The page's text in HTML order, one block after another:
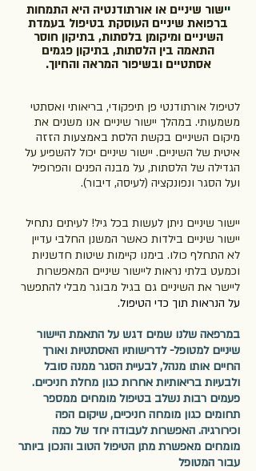
יישור שיניים או אורתודנטיה היא התמחות
ברפואת שיניים העוסקת בטיפול בעמדת
השיניים ומיקומן בלסתות, בתיקון חוסר
התאמה בין הלסתות, בתיקון פגמים
אסתטיים ובשיפור המראה והחיוך.
לטיפול אורתודנטי פן תיפקודי, בריאותי ואסתטי
משמעותי. במהלך יישור שיניים אנו משנים את
מיקום השיניים בקשת הלסת באמצעות הזזה
איטית של השיניים. יישור שיניים יכול להשפיע על
הגדילה של הלסתות, על מבנה הפנים והפרופיל
ועל הסגר ונפונקציה (לעיסה, דיבור).
יישור שיניים ניתן לעשות בכל גיל! לעיתים נתחיל
יישור שיניים בילדות כאשר המשנן החלבי עדיין
לא התחלף כולו. בימנו קיימות שיטות חדשניות
וכמעט בלתי נראות ליישור שיניים המאפשרות
ליישר את השיניים גם בגיל מבוגר מבלי להתפשר
על הנראות תוך כדי הטיפול.
במרפאה שלנו שמים דגש על התאמת היישור
שיניים למטופל- לדרישותיו האסתטיות ואורך
החיים אותו מנהל, לבעיית הסגר ממנה סובל
ולבעיות בריאותיות אחרות כגון מחלת חניכיים.
פעמים רבות נשלב בטיפול מומחים ממספר
תחומים כגון מומחה חניכיים, שיקום הפה
וכירורגיה. האפשרות לעבודה יחד של כמה
מומחים מאפשרת מתן הטיפול הטוב והנכון ביותר
עבור המטופל